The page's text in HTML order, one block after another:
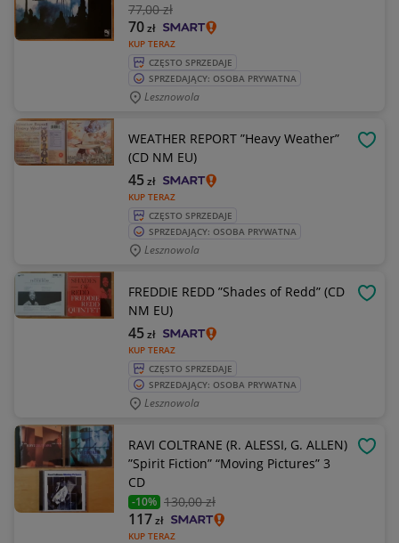
77,00 zł
KUP TERAZ
70zł
CZĘSTO SPRZEDAJE
SPRZEDAJĄCY: OSOBA PRYWATNA
Lesznowola
WEATHER REPORT ”Heavy Weather”
(CD NM EU)
KUP TERAZ
45zł
CZĘSTO SPRZEDAJE
SPRZEDAJĄCY: OSOBA PRYWATNA
Lesznowola
FREDDIE REDD ”Shades of Redd” (CD
NM EU)
KUP TERAZ
45zł
CZĘSTO SPRZEDAJE
SPRZEDAJĄCY: OSOBA PRYWATNA
Lesznowola
RAVI COLTRANE (R. ALESSI, G. ALLEN)
”Spirit Fiction” “Moving Pictures” 3
CD
-10% 130,00 zł
KUP TERAZ
117zł